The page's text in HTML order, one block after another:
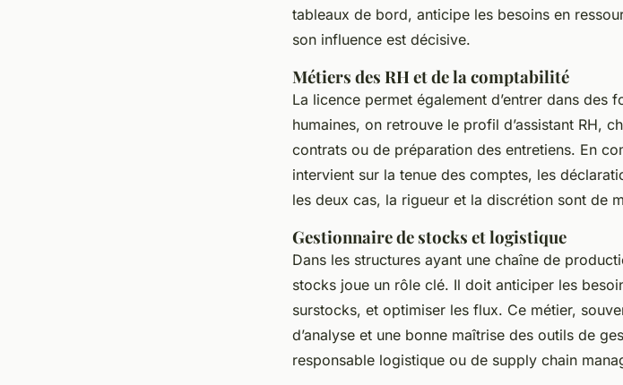
tableaux de bord, anticipe les besoins en
son influence est décisive.
Métiers des RH et de la comptabilité
La licence permet également d’entrer dans des
humaines, on retrouve le profil d’assistant RH,
contrats ou de préparation des entretiens. En
intervient sur la tenue des comptes, les
les deux cas, la rigueur et la discrétion sont de
Gestionnaire de stocks et logistique
Dans les structures ayant une chaîne de
stocks joue un rôle clé. Il doit anticiper les
surstocks, et optimiser les flux. Ce métier,
d’analyse et une bonne maîtrise des outils de
responsable logistique ou de supply chain